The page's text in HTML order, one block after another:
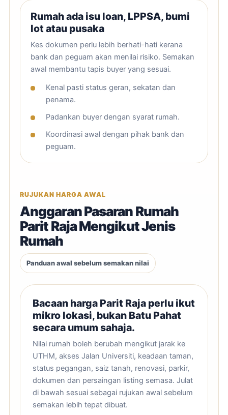
Rumah ada isu loan, LPPSA, bumi
lot atau pusaka
Kes dokumen perlu lebih berhati-hati kerana
bank dan peguam akan menilai risiko. Semakan
awal membantu tapis buyer yang sesuai.
Kenal pasti status geran, sekatan dan
penama.
Padankan buyer dengan syarat rumah.
Koordinasi awal dengan pihak bank dan
peguam.
RUJUKAN HARGA AWAL
Anggaran Pasaran Rumah
Parit Raja Mengikut Jenis
Rumah
Panduan awal sebelum semakan nilai
Bacaan harga Parit Raja perlu ikut
mikro lokasi, bukan Batu Pahat
secara umum sahaja.
Nilai rumah boleh berubah mengikut jarak ke
UTHM, akses Jalan Universiti, keadaan taman,
status pegangan, saiz tanah, renovasi, parkir,
dokumen dan persaingan listing semasa. Julat
di bawah sesuai sebagai rujukan awal sebelum
semakan lebih tepat dibuat.